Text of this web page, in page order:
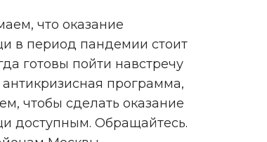
что оказание
в период пандемии стоит
готовы пойти навстречу
антикризисная программа,
чтобы сделать оказание
доступным. Обращайтесь.